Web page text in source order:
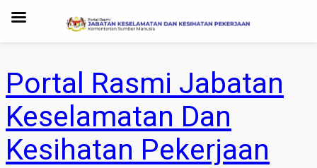
Portal Rasmi Jabatan
Keselamatan Dan
Kesihatan Pekerjaan